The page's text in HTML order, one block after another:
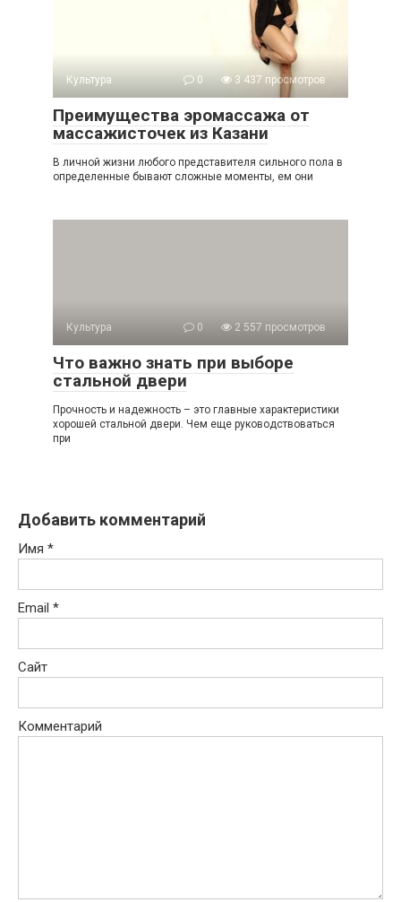
Культура 0 3 437 просмотров
Преимущества эромассажа от
массажисточек из Казани
В личной жизни любого представителя сильного пола в
определенные бывают сложные моменты, ем они
Культура 0 2 557 просмотров
Что важно знать при выборе
стальной двери
Прочность и надежность – это главные характеристики
хорошей стальной двери. Чем еще руководствоваться
при
Добавить комментарий
Имя *
Email *
Сайт
Комментарий